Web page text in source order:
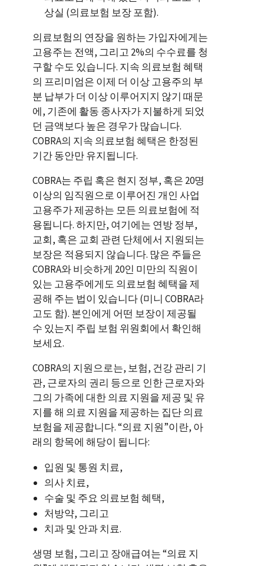
상실 (의료보험 보장 포함).
의료보험의 연장을 원하는 가입자에게는
고용주는 전액, 그리고 2%의 수수료를 청
구할 수도 있습니다. 지속 의료보험 혜택
의 프리미엄은 이제 더 이상 고용주의 부
분 납부가 더 이상 이루어지지 않기 때문
에, 기존에 활동 종사자가 지불하게 되었
던 금액보다 높은 경우가 많습니다.
COBRA의 지속 의료보험 혜택은 한정된
기간 동안만 유지됩니다.
COBRA는 주립 혹은 현지 정부, 혹은 20명
이상의 임직원으로 이루어진 개인 사업
고용주가 제공하는 모든 의료보험에 적
용됩니다. 하지만, 여기에는 연방 정부,
교회, 혹은 교회 관련 단체에서 지원되는
보장은 적용되지 않습니다. 많은 주들은
COBRA와 비슷하게 20인 미만의 직원이
있는 고용주에게도 의료보험 혜택을 제
공해 주는 법이 있습니다 (미니 COBRA라
고도 함). 본인에게 어떤 보장이 제공될
수 있는지 주립 보험 위원회에서 확인해
보세요.
COBRA의 지원으로는, 보험, 건강 관리 기
관, 근로자의 권리 등으로 인한 근로자와
그의 가족에 대한 의료 지원을 제공 및 유
지를 해 의료 지원을 제공하는 집단 의료
보험을 제공합니다. “의료 지원”이란, 아
래의 항목에 해당이 됩니다:
입원 및 통원 치료,
의사 치료,
수술 및 주요 의료보험 혜택,
처방약, 그리고
치과 및 안과 치료.
생명 보험, 그리고 장애급여는 “의료 지